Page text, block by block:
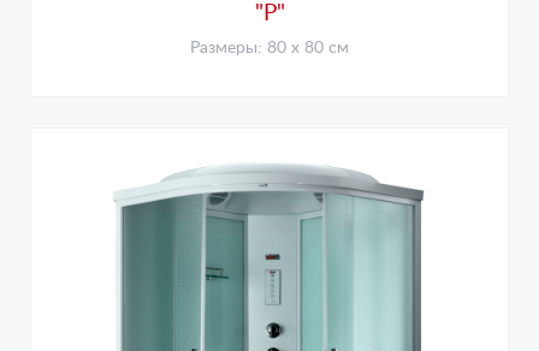
"Р"
Размеры: 80 х 80 см